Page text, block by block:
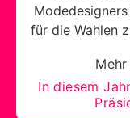
für die Wahlen
In diesem